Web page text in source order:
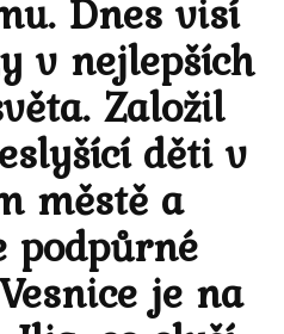
Dnes visí
v nejlepších
Založil
děti v
městě a
podpůrné
je na